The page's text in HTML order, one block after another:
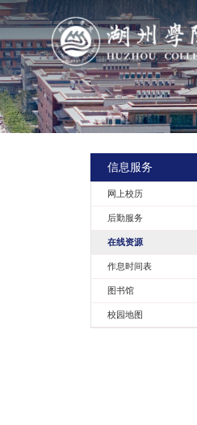
导航
学院概况
组织机构
队伍建设
信息服务
网上校历
后勤服务
在线资源
作息时间表
图书馆
校园地图